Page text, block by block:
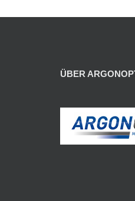
ÜBER